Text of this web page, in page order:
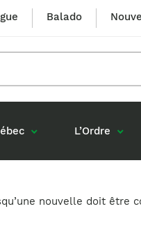
Balado
Formation
L’Ordre
Prix Louis-Hébert
nouvelle doit être